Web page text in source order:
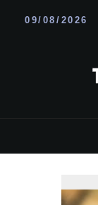
09/08/2026